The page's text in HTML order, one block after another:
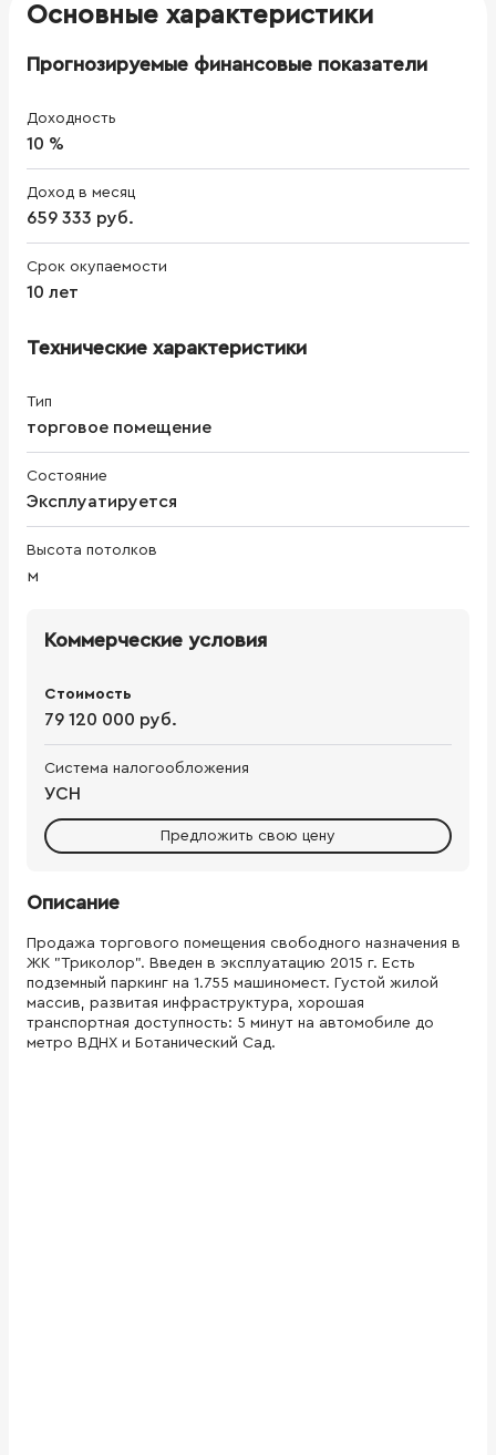
Основные характеристики
Прогнозируемые финансовые показатели
Доходность
10 %
Доход в месяц
659 333 руб.
Срок окупаемости
10 лет
Технические характеристики
Тип
торговое помещение
Состояние
Эксплуатируется
Высота потолков
м
Коммерческие условия
Стоимость
79 120 000 руб.
Система налогообложения
УСН
Предложить свою цену
Описание
Продажа торгового помещения свободного назначения в
ЖК "Триколор". Введен в эксплуатацию 2015 г. Есть
подземный паркинг на 1.755 машиномест. Густой жилой
массив, развитая инфраструктура, хорошая
транспортная доступность: 5 минут на автомобиле до
метро ВДНХ и Ботанический Сад.